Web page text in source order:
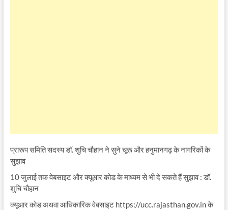
प्रारूप समिति सदस्य डॉ. शुचि चौहान ने सुने चूरू और हनुमानगढ़ के नागरिकों के
सुझाव
10 जुलाई तक वेबसाइट और क्यूआर कोड के माध्यम से भी दे सकते हैं सुझाव : डॉ.
शुचि चौहान
क्यूआर कोड अथवा आधिकारिक वेबसाइट https://ucc.rajasthan.gov.in के